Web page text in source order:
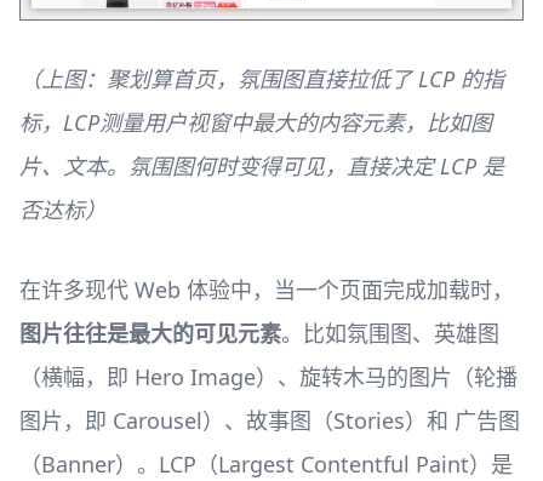
（上图：聚划算首页，氛围图直接拉低了 LCP 的指
标，LCP测量用户视窗中最大的内容元素，比如图
片、文本。氛围图何时变得可见，直接决定 LCP 是
否达标）
在许多现代 Web 体验中，当一个页面完成加载时，
图片往往是最大的可见元素。比如氛围图、英雄图
（横幅，即 Hero Image）、旋转木马的图片（轮播
图片，即 Carousel）、故事图（Stories）和 广告图
（Banner）。LCP（Largest Contentful Paint）是